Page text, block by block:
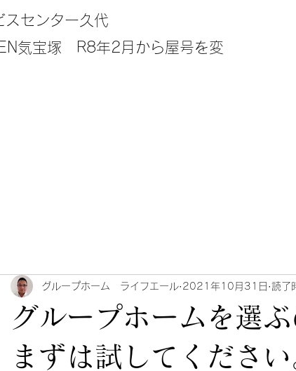
スセンター久代
気宝塚 R8年2月から屋号を変
グループホームを選
まずは試してください
グループホーム ライフエール 2021年10月31日 読了